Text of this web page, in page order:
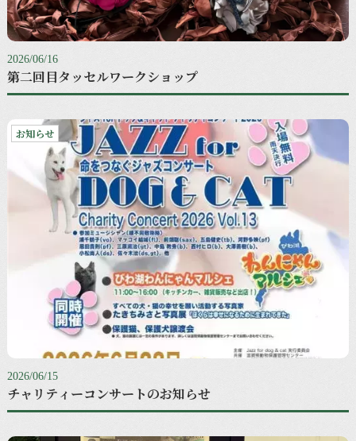
2026/06/16
第二回目タッセルワークショップ
お知らせ
2026/06/15
チャリティーコンサートのお知らせ